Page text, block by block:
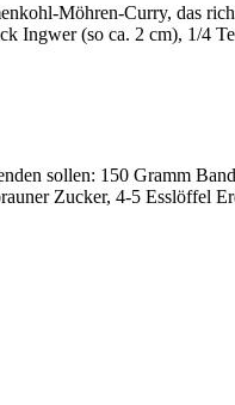
Möhren-Curry, das
Ingwer (so ca. 2 cm), 1/4
sollen: 150 Gramm
Zucker, 4-5 Esslöffel